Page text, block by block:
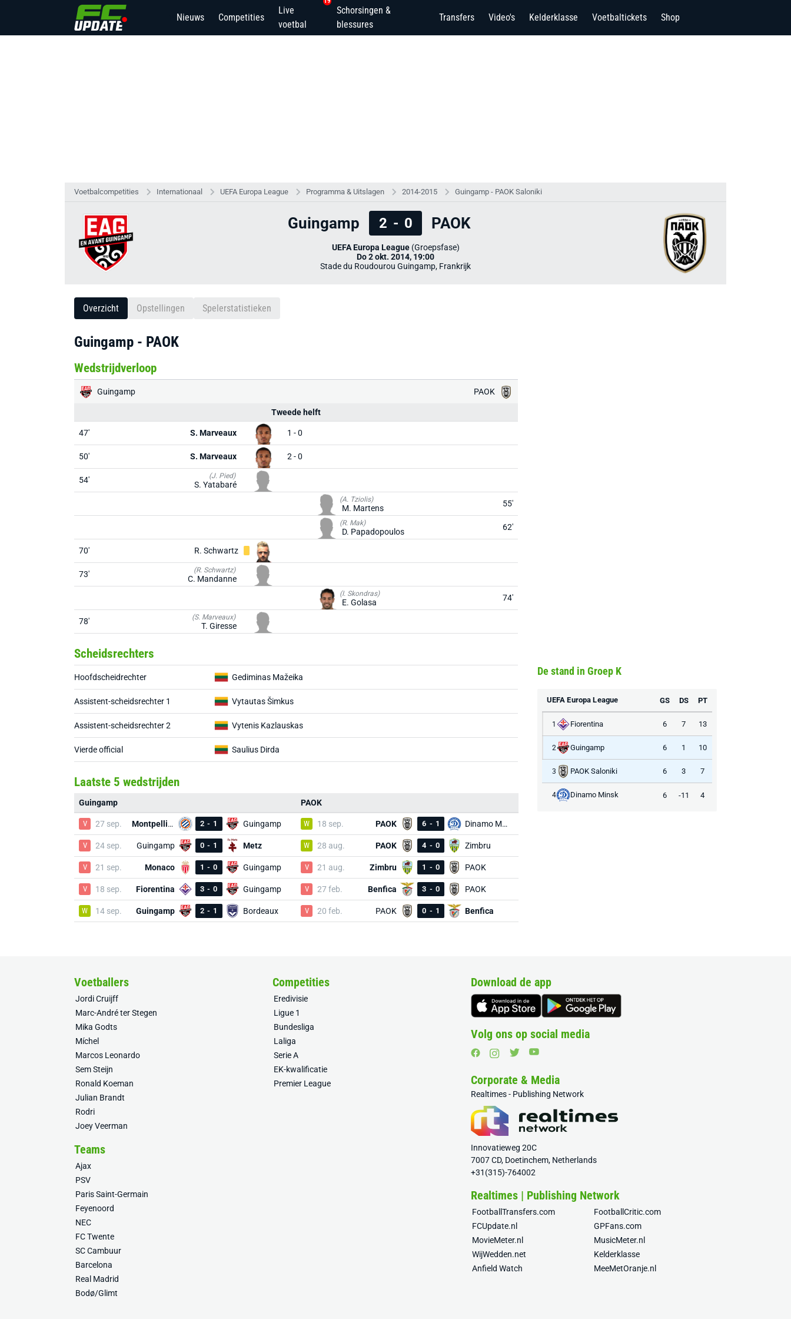
Nieuws Competities
Live
voetbal
Schorsingen &
blessures
Transfers Video's Kelderklasse Voetbaltickets Shop
Voetbalcompetities Internationaal UEFA Europa League Programma & Uitslagen 2014-2015 Guingamp - PAOK Saloniki
Guingamp 2 - 0 PAOK
UEFA Europa League(Groepsfase)
Do 2 okt. 2014, 19:00
Stade du Roudourou Guingamp, Frankrijk
Overzicht Opstellingen Spelerstatistieken
Guingamp - PAOK
Wedstrijdverloop
Guingamp PAOK
Tweede helft
47' S. Marveaux 1 - 0
50' S. Marveaux 2 - 0
54' (J. Pied)
S. Yatabaré
(A. Tziolis)
M. Martens 55'
(R. Mak)
D. Papadopoulos 62'
70' R. Schwartz
73' (R. Schwartz)
C. Mandanne
(I. Skondras)
E. Golasa 74'
78' (S. Marveaux)
T. Giresse
Scheidsrechters
Hoofdscheidrechter Gediminas Mažeika
Assistent-scheidsrechter 1 Vytautas Šimkus
Assistent-scheidsrechter 2 Vytenis Kazlauskas
Vierde official Saulius Dirda
Laatste 5 wedstrijden
Guingamp
V 27 sep. Montpellier 2 - 1 Guingamp
V 24 sep. Guingamp 0 - 1 Metz
V 21 sep. Monaco 1 - 0 Guingamp
V 18 sep. Fiorentina 3 - 0 Guingamp
W 14 sep. Guingamp 2 - 1 Bordeaux
PAOK
W 18 sep. PAOK 6 - 1 Dinamo Minsk
W 28 aug. PAOK 4 - 0 Zimbru
V 21 aug. Zimbru 1 - 0 PAOK
V 27 feb. Benfica 3 - 0 PAOK
V 20 feb. PAOK 0 - 1 Benfica
De stand in Groep K
UEFA Europa League GS DS PT
1 Fiorentina 6 7 13
2 Guingamp 6 1 10
3 PAOK Saloniki 6 3 7
4 Dinamo Minsk 6 -11 4
Voetballers
Jordi Cruijff
Marc-André ter Stegen
Mika Godts
Míchel
Marcos Leonardo
Sem Steijn
Ronald Koeman
Julian Brandt
Rodri
Joey Veerman
Competities
Eredivisie
Ligue 1
Bundesliga
Laliga
Serie A
EK-kwalificatie
Premier League
Teams
Ajax
PSV
Paris Saint-Germain
Feyenoord
NEC
FC Twente
SC Cambuur
Barcelona
Real Madrid
Bodø/Glimt
Download de app
Volg ons op social media
Corporate & Media
Realtimes - Publishing Network
Innovatieweg 20C
7007 CD, Doetinchem, Netherlands
+31(315)-764002
Realtimes | Publishing Network
FootballTransfers.com
FootballCritic.com
FCUpdate.nl
GPFans.com
MovieMeter.nl
MusicMeter.nl
WijWedden.net
Kelderklasse
Anfield Watch
MeeMetOranje.nl